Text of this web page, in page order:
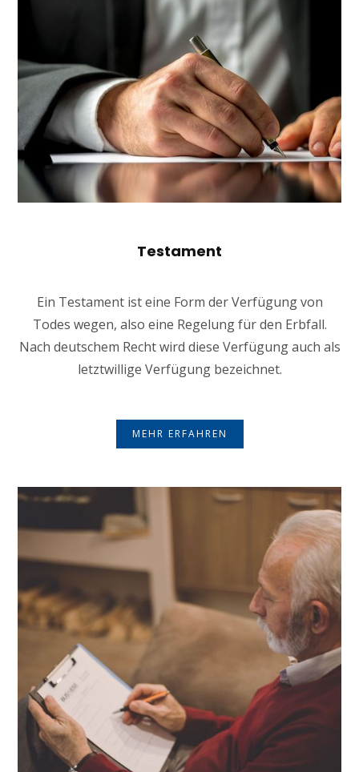
Testament
Ein Testament ist eine Form der Verfügung von
Todes wegen, also eine Regelung für den Erbfall.
Nach deutschem Recht wird diese Verfügung auch als
letztwillige Verfügung bezeichnet.
MEHR ERFAHREN